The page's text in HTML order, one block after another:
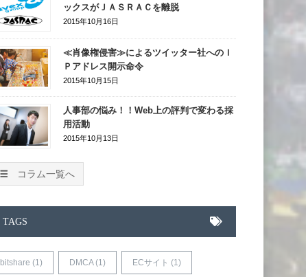
ックスがＪＡＳＲＡＣを離脱
2015年10月16日
≪肖像権侵害≫によるツイッター社へのＩ
Ｐアドレス開示命令
2015年10月15日
人事部の悩み！！web上の評判で変わる採
用活動
2015年10月13日
コラム一覧へ
TAGS
bitshare (1) DMCA (1) ECサイト (1)